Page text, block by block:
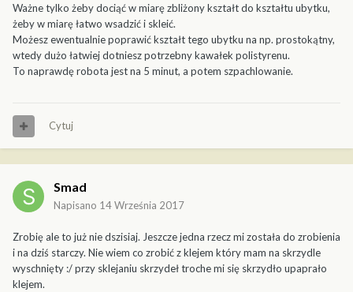
Ważne tylko żeby dociąć w miarę zbliżony kształt do kształtu ubytku,
żeby w miarę łatwo wsadzić i skleić.
Możesz ewentualnie poprawić kształt tego ubytku na np. prostokątny,
wtedy dużo łatwiej dotniesz potrzebny kawałek polistyrenu.
To naprawdę robota jest na 5 minut, a potem szpachlowanie.
Cytuj
Smad
Napisano 14 Września 2017
Zrobię ale to już nie dszisiaj. Jeszcze jedna rzecz mi została do zrobienia
i na dziś starczy. Nie wiem co zrobić z klejem który mam na skrzydle
wyschnięty :/ przy sklejaniu skrzydeł troche mi się skrzydło upaprało
klejem.